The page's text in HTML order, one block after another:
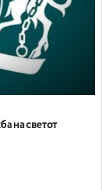
на светот